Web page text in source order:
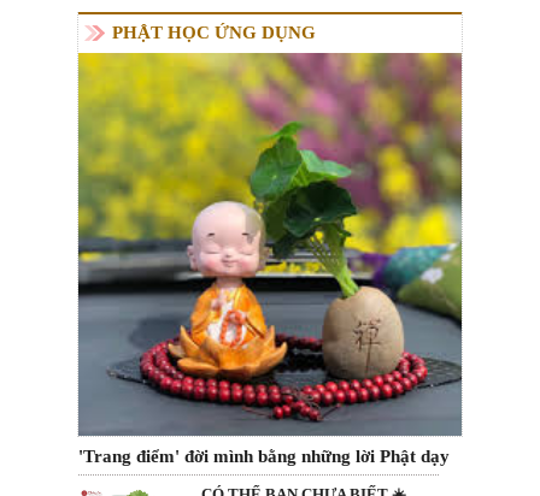
PHẬT HỌC ỨNG DỤNG
'Trang điểm' đời mình bằng những lời Phật dạy